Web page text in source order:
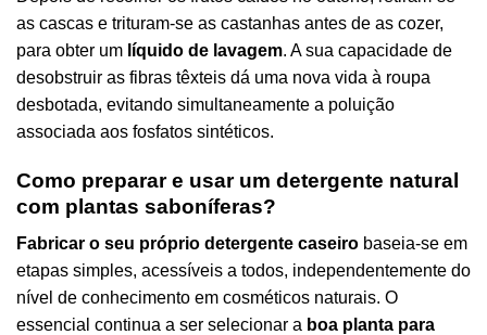
as cascas e trituram-se as castanhas antes de as cozer,
para obter um líquido de lavagem. A sua capacidade de
desobstruir as fibras têxteis dá uma nova vida à roupa
desbotada, evitando simultaneamente a poluição
associada aos fosfatos sintéticos.
Como preparar e usar um detergente natural
com plantas saboníferas?
Fabricar o seu próprio detergente caseiro baseia-se em
etapas simples, acessíveis a todos, independentemente do
nível de conhecimento em cosméticos naturais. O
essencial continua a ser selecionar a boa planta para